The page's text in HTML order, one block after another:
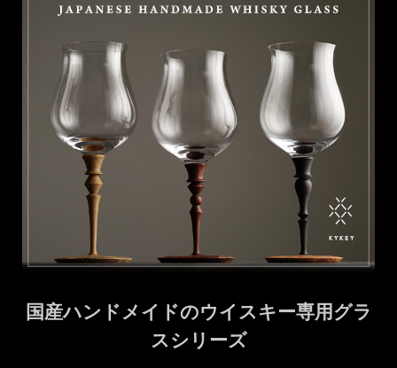
国産ハンドメイドのウイスキー専用グラ
スシリーズ